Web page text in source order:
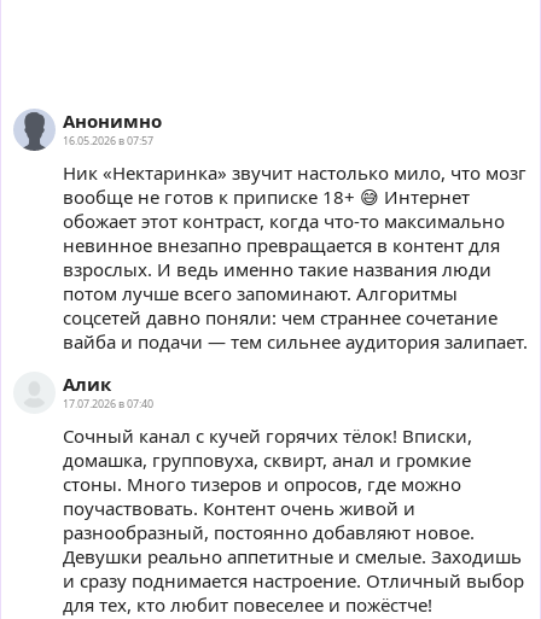
Анонимно
16.05.2026 в 07:57
Ник «Нектаринка» звучит настолько мило, что мозг
вообще не готов к приписке 18+ 😅 Интернет
обожает этот контраст, когда что-то максимально
невинное внезапно превращается в контент для
взрослых. И ведь именно такие названия люди
потом лучше всего запоминают. Алгоритмы
соцсетей давно поняли: чем страннее сочетание
вайба и подачи — тем сильнее аудитория залипает.
Алик
17.07.2026 в 07:40
Сочный канал с кучей горячих тёлок! Вписки,
домашка, групповуха, сквирт, анал и громкие
стоны. Много тизеров и опросов, где можно
поучаствовать. Контент очень живой и
разнообразный, постоянно добавляют новое.
Девушки реально аппетитные и смелые. Заходишь
и сразу поднимается настроение. Отличный выбор
для тех, кто любит повеселее и пожёстче!